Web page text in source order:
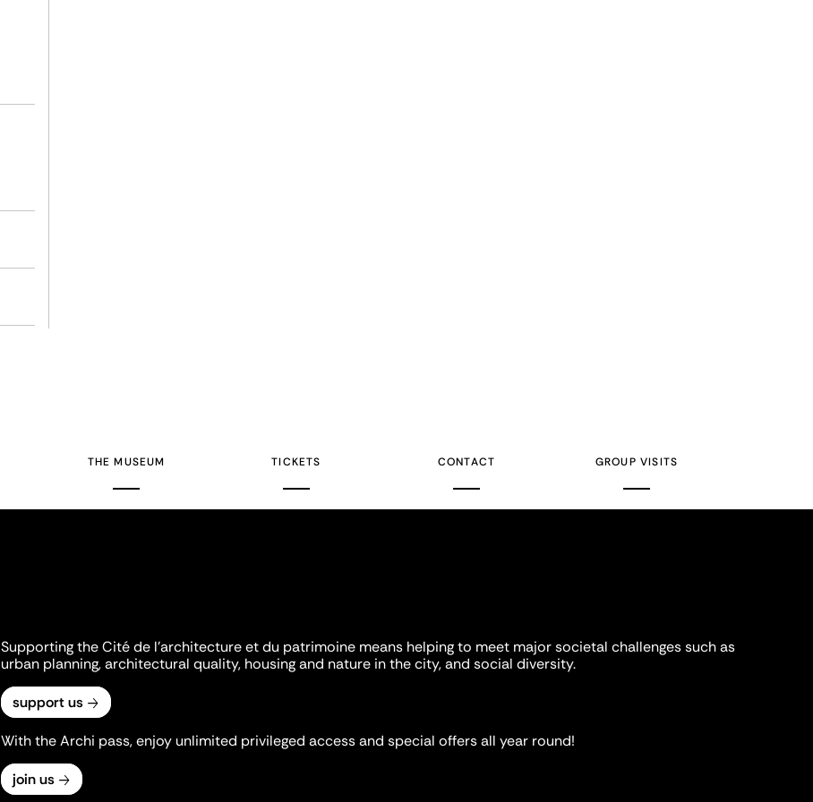
THE MUSEUM TICKETS CONTACT GROUP VISITS
Supporting the Cité de l'architecture et du patrimoine means helping to meet major societal challenges such as
urban planning, architectural quality, housing and nature in the city, and social diversity.
support us
With the Archi pass, enjoy unlimited privileged access and special offers all year round!
join us